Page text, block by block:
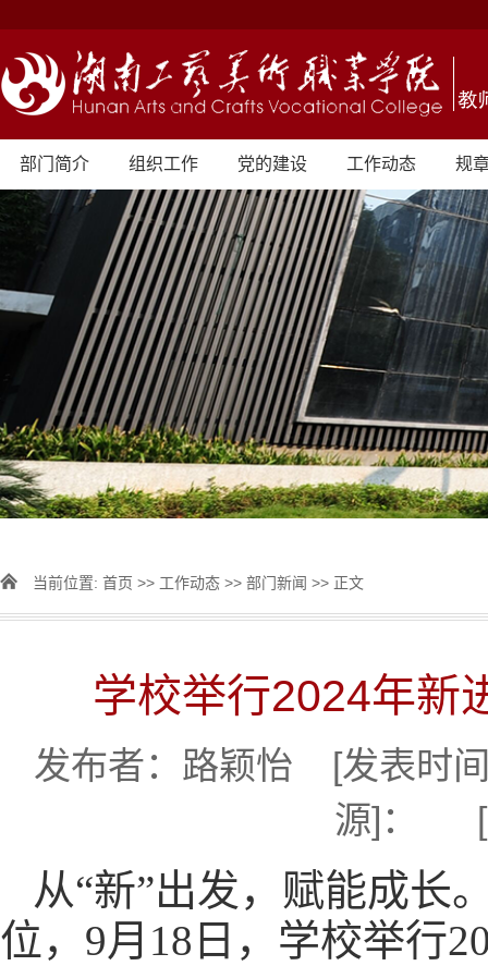
部门简介 组织工作 党的建设 工作动态 规
当前位置: 首页 >> 工作动态 >> 部门新闻 >> 正文
学校举行2024年新
发布者：路颖怡 [发表时
源]： [
从“新”出发，赋能成长
位，9月18日，学校举行